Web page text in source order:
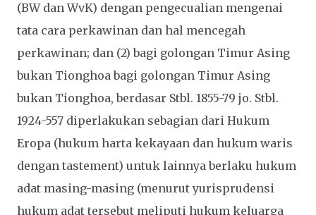
(BW dan WvK) dengan pengecualian mengenai
tata cara perkawinan dan hal mencegah
perkawinan; dan (2) bagi golongan Timur Asing
bukan Tionghoa bagi golongan Timur Asing
bukan Tionghoa, berdasar Stbl. 1855-79 jo. Stbl.
1924-557 diperlakukan sebagian dari Hukum
Eropa (hukum harta kekayaan dan hukum waris
dengan tastement) untuk lainnya berlaku hukum
adat masing-masing (menurut yurisprudensi
hukum adat tersebut meliputi hukum keluarga